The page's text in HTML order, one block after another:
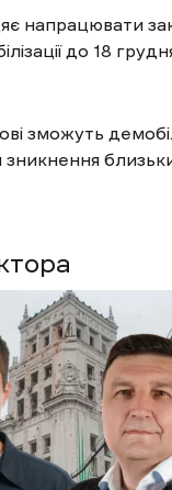
напрацювати
до 18
зможуть
зникнення